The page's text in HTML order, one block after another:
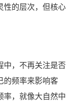
性的层次，但核心
中，不再关注是否
的频率来影响客
率，就像大自然中